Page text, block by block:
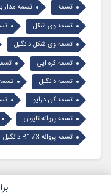
تسمه تسمه مدار
تسمه وی شکل
تسمه وی شکل دانگیل
تسمه کره ایی
تسمه دانگیل
تسمه کن درایو
تسمه پروانه تایوان
تسمه پروانه B173 دانگیل